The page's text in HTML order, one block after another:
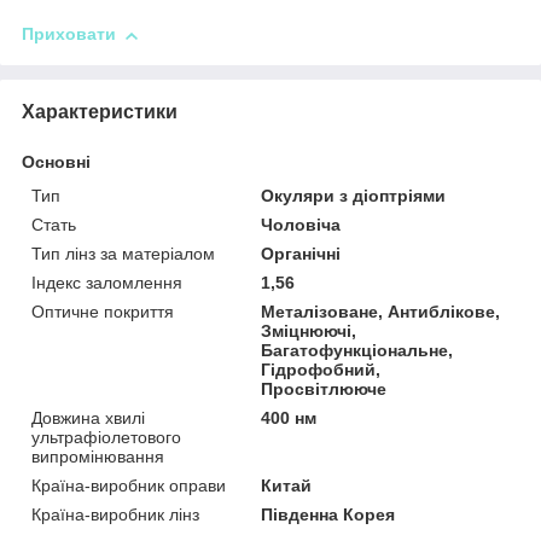
Приховати
Характеристики
Основні
Тип
Окуляри з діоптріями
Стать
Чоловіча
Тип лінз за матеріалом
Органічні
Індекс заломлення
1,56
Оптичне покриття
Металізоване, Антиблікове,
Зміцнюючі,
Багатофункціональне,
Гідрофобний,
Просвітлююче
Довжина хвилі
ультрафіолетового
випромінювання
400 нм
Країна-виробник оправи
Китай
Країна-виробник лінз
Південна Корея